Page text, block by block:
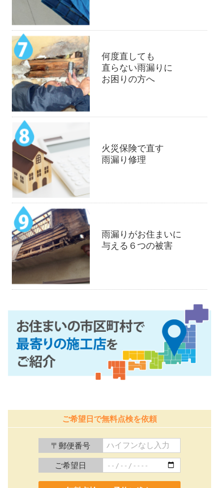
何度直しても
直らない雨漏りに
お困りの方へ
火災保険で直す
雨漏り修理
雨漏りがお住まいに
与える６つの被害
ご希望日で無料点検を依頼
〒郵便番号
ご希望日